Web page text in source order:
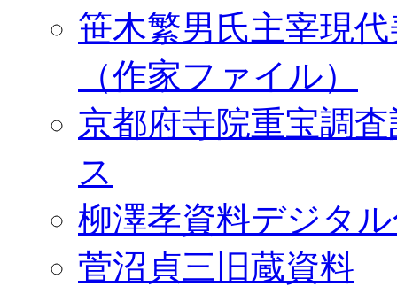
笹木繁男氏主宰現
（作家ファイル）
京都府寺院重宝調
ス
柳澤孝資料デジタ
菅沼貞三旧蔵資料